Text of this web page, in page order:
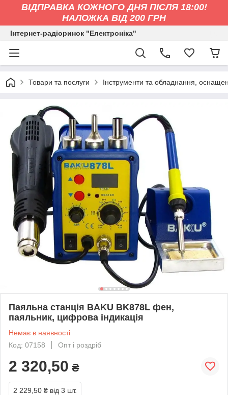
ВІДПРАВКА КОЖНОГО ДНЯ ПІСЛЯ 18:00!
НАЛОЖКА ВІД 200 ГРН
Інтернет-радіоринок "Електроніка"
Товари та послуги Інструменти та обладнання,
Паяльна станція BAKU BK878L фен,
паяльник, цифрова індикація
Немає в наявності
Код: 07158
Опт і роздріб
2 320,50 ₴
2 229,50 ₴ від 3 шт.